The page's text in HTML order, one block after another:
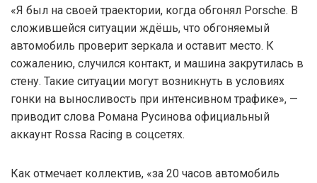
«Я был на своей траектории, когда обгонял Porsche. В
сложившейся ситуации ждёшь, что обгоняемый
автомобиль проверит зеркала и оставит место. К
сожалению, случился контакт, и машина закрутилась в
стену. Такие ситуации могут возникнуть в условиях
гонки на выносливость при интенсивном трафике», —
приводит слова Романа Русинова официальный
аккаунт Rossa Racing в соцсетях.
Как отмечает коллектив, «за 20 часов автомобиль